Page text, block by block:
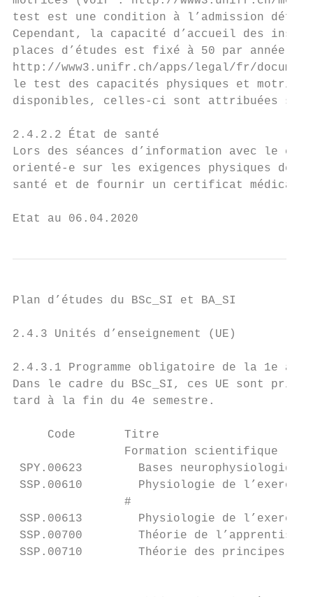
test est une condition à l’admission
Cependant, la capacité d’accueil des
places d’études est fixé à 50 par année.
http://www3.unifr.ch/apps/legal/fr/
le test des capacités physiques et
disponibles, celles-ci sont attribuées
2.4.2.2 État de santé
Lors des séances d’information avec le
orienté-e sur les exigences physiques de
santé et de fournir un certificat médical.
Etat au 06.04.2020
Plan d’études du BSc_SI et BA_SI
2.4.3 Unités d’enseignement (UE)
2.4.3.1 Programme obligatoire de la 1e
Dans le cadre du BSc_SI, ces UE sont
tard à la fin du 4e semestre.
Code       Titre
                Formation scientifique
SPY.00623        Bases
SSP.00610        Physiologie de
                #
SSP.00613        Physiologie de
SSP.00700        Théorie de
SSP.00710        Théorie des